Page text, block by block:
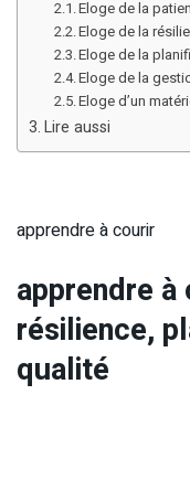
Eloge de la
Eloge de la
Eloge de la
Eloge de la
Eloge d’un
Lire aussi
apprendre à courir
apprendre
résilience,
qualité